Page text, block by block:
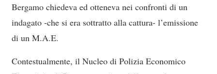
Bergamo chiedeva ed otteneva nei confronti di un
indagato -che si era sottratto alla cattura- l’emissione
di un M.A.E.
Contestualmente, il Nucleo di Polizia Economico